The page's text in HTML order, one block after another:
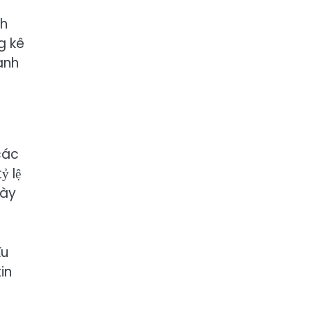
kê
lệ